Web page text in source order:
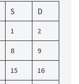
S D
1 2
8 9
15 16